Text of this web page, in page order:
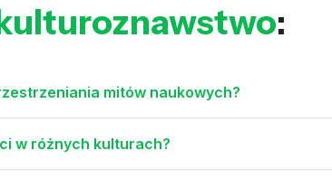
:
mitów naukowych?
w różnych kulturach?